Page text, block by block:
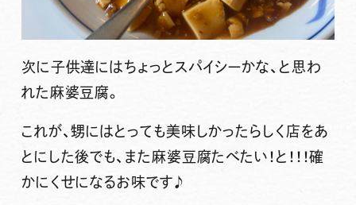
次に子供達にはちょっとスパイシーかな、と思わ
れた麻婆豆腐。
これが、甥にはとっても美味しかったらしく店をあ
とにした後でも、また麻婆豆腐たべたい！と！！！確
かにくせになるお味です♪